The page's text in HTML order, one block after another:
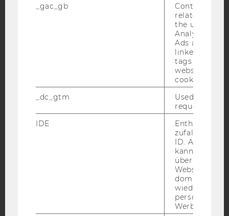
Blog
Bluesky
BARRIEREFREIHEITSERKLÄRUNG WEBSEITE
DATENSCHUTZERKLÄRUNG SOCIAL MEDIA
STUDIENBEWERBER*INNEN UND STUDIERENDE
_gac_gb
Contains
related
the user. If
Analytics and
Ads accounts
linked, the
tags on the
website read
cookie.
_dc_gtm
Used to
request rate.
IDE
Enthält eine
ID. Anhand
kann Google
über
Websites
Werbung